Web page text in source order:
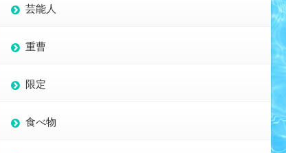
芸能人
重曹
限定
食べ物